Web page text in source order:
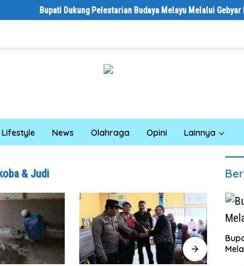
Bupati Dukung Pelestarian Budaya Melayu Melalui Gebyar
Lifestyle News Olahraga Opini Lainnya
& Judi